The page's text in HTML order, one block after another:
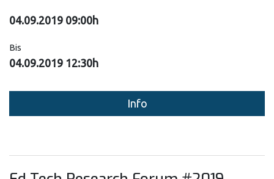
04.09.2019 09:00h
Bis
04.09.2019 12:30h
Info